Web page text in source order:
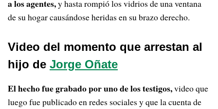
a los agentes,y hasta rompió los vidrios de una ventana
de su hogar causándose heridas en su brazo derecho.
Video del momento que arrestan al
hijo de Jorge Oñate
El hecho fue grabado por uno de los testigos,video que
luego fue publicado en redes sociales y que la cuenta de